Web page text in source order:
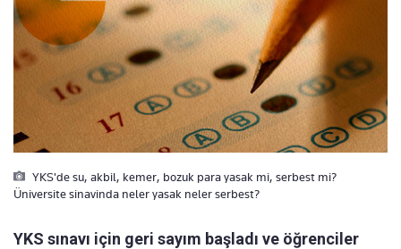
YKS'de su, akbil, kemer, bozuk para yasak mi, serbest mi?
Üniversite sinavinda neler yasak neler serbest?
YKS sınavı için geri sayım başladı ve öğrenciler